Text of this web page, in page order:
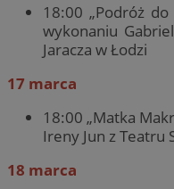
18:00 „Podróż
wykonaniu
Jaracza w Łodzi
17 marca
18:00 „Matka
Ireny Jun z Teatru
18 marca